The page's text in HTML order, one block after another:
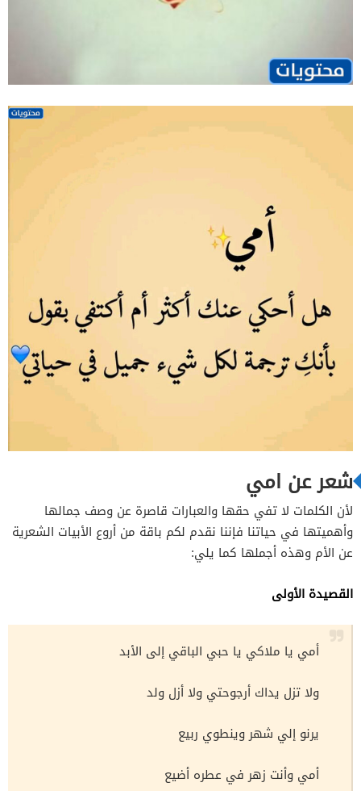
شعر عن امي
لأن الكلمات لا تفي حقها والعبارات قاصرة عن وصف جمالها
وأهميتها في حياتنا فإننا نقدم لكم باقة من أروع الأبيات الشعرية
عن الأم وهذه أجملها كما يلي:
القصيدة الأولى
أمي يا ملاكي يا حبي الباقي إلى الأبد
ولا تزل يداك أرجوحتي ولا أزل ولد
يرنو إلي شهر وينطوي ربيع
أمي وأنت زهر في عطره أضيع